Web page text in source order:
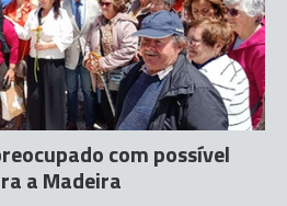
com possível
a Madeira